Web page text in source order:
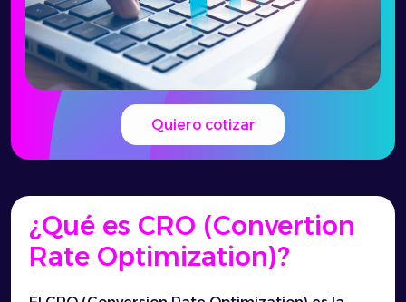
Quiero cotizar
¿Qué es CRO (Convertion
Rate Optimization)?